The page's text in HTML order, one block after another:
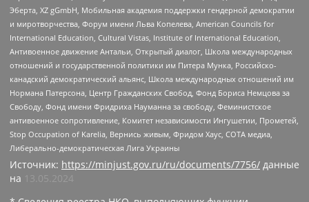
Эберта, XZ gGmbH, Мобильная академия поддержки гендерной демократии
и миротворчества, Форум имени Льва Копелева, American Councils for
International Education, Cultural Vistas, Institute of International Education,
Антивоенное движение Антальи, Открытый диалог, Школа международных
отношений и государственной политики им Питера Мунка, Российско-
канадский демократический альянс, Школа международных отношений им
Нормана Патерсона, Центр Гражданских Свобод, Фонд Бориса Немцова за
Свободу, Фонд имени Фридриха Науманна за свободу, Феминистское
антивоенное сопротивление, Комитет независимости Ингушетии, Прометей,
Stop Occupation of Karelia, Вернись живым, Фридом Хаус, СОТА медиа,
Либерально-демократическая Лига Украины
Источник: https://minjust.gov.ru/ru/documents/7756/ данные
на
13.05.2024